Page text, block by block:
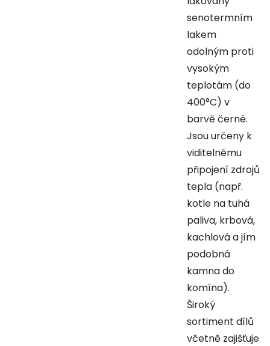
senotermním
lakem
odolným proti
vysokým
teplotám (do
400°C) v
barvě černé.
Jsou určeny k
viditelnému
připojení zdrojů
tepla (např.
kotle na tuhá
paliva, krbová,
kachlová a jím
podobná
kamna do
komína).
Široký
sortiment dílů
včetně zajišťuje